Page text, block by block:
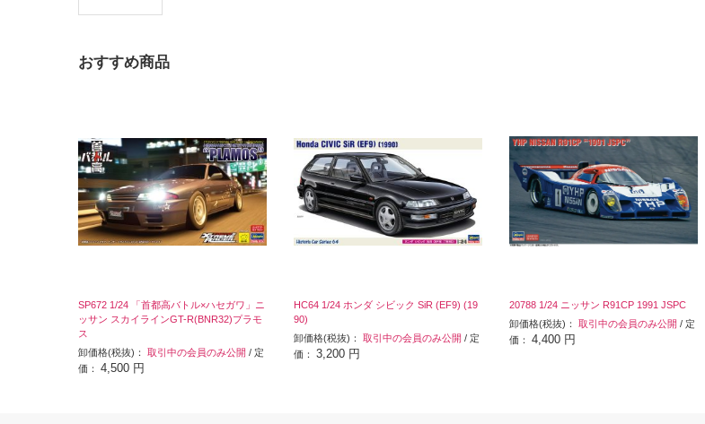
おすすめ商品
SP672 1/24 「首都高バトル×ハセガワ」ニ
ッサン スカイラインGT-R(BNR32)プラモ
ス
卸価格(税抜)： 取引中の会員のみ公開 / 定
価： 4,500 円
HC64 1/24 ホンダ シビック SiR (EF9) (19
90)
卸価格(税抜)： 取引中の会員のみ公開 / 定
価： 3,200 円
20788 1/24 ニッサン R91CP 1991 JSPC
卸価格(税抜)： 取引中の会員のみ公開 / 定
価： 4,400 円